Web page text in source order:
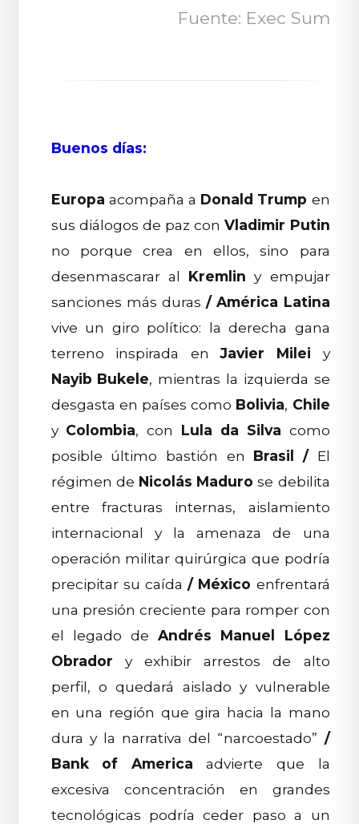
Fuente: Exec Sum
Buenos días:
Europa acompaña a Donald Trump en
sus diálogos de paz conVladimir Putin
no porque crea en ellos, sino para
desenmascarar al Kremlin y empujar
sanciones más duras/ América Latina
vive un giro político: la derecha gana
terreno inspirada enJavier Milei y
Nayib Bukele, mientras la izquierda se
desgasta en países como Bolivia, Chile
y Colombia, con Lula da Silva como
posible último bastión en Brasil /El
régimen de Nicolás Maduro se debilita
entre fracturas internas, aislamiento
internacional y la amenaza de una
operación militar quirúrgica que podría
precipitar su caída/ México enfrentará
una presión creciente para romper con
el legado deAndrés Manuel López
Obrador y exhibir arrestos de alto
perfil, o quedará aislado y vulnerable
en una región que gira hacia la mano
dura y la narrativa del “narcoestado” /
Bank of America advierte que la
excesiva concentración en grandes
tecnológicas podría ceder paso a un